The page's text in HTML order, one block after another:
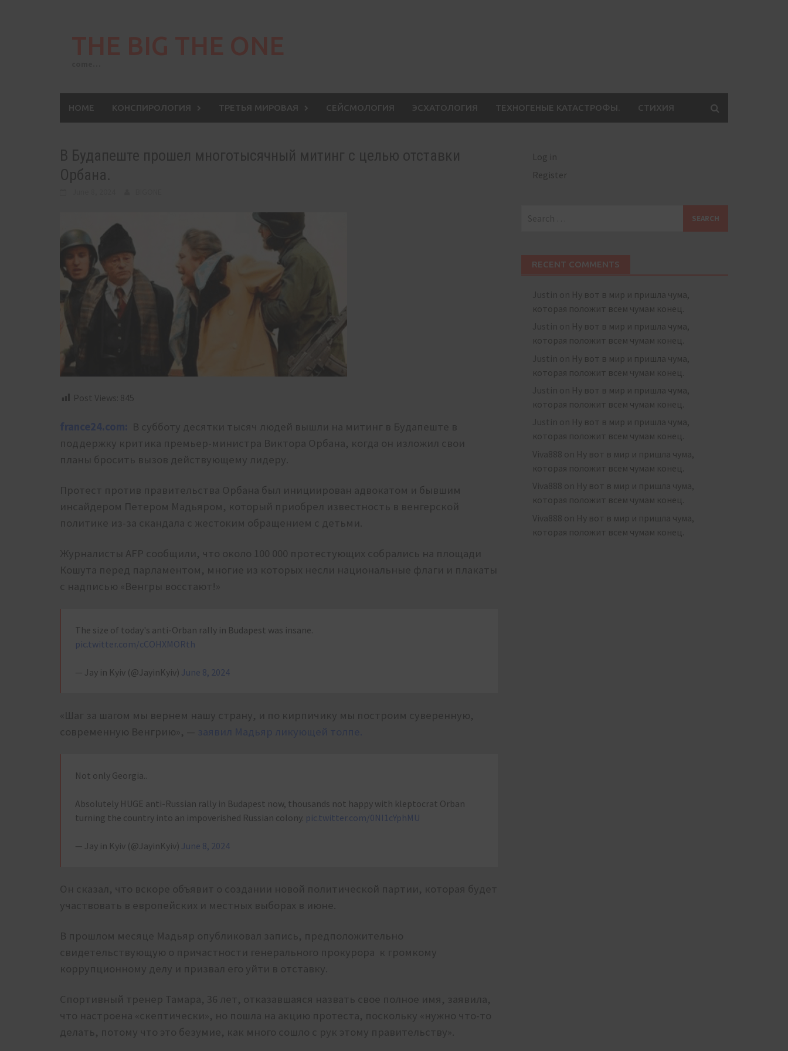
HOME КОНСПИРОЛОГИЯ ТРЕТЬЯ МИРОВАЯ СЕЙСМОЛОГИЯ ЭСХАТОЛОГИЯ ТЕХНОГЕНЫЕ КАТАСТРОФЫ. СТИХИЯ
В Будапеште прошел многотысячный митинг с целью отставки
Орбана.
Post Views: 845
france24.com: В субботу десятки тысяч людей вышли на митинг в Будапеште в
поддержку критика премьер-министра Виктора Орбана, когда он изложил свои
планы бросить вызов действующему лидеру.
Протест против правительства Орбана был инициирован адвокатом и бывшим
инсайдером Петером Мадьяром, который приобрел известность в венгерской
политике из-за скандала с жестоким обращением с детьми.
Журналисты AFP сообщили, что около 100 000 протестующих собрались на площади
Кошута перед парламентом, многие из которых несли национальные флаги и плакаты
с надписью «Венгры восстают!»
The size of today's anti-Orban rally in Budapest was insane.
pic.twitter.com/cCOHXMORth
— Jay in Kyiv (@JayinKyiv) June 8, 2024
«Шаг за шагом мы вернем нашу страну, и по кирпичику мы построим суверенную,
современную Венгрию», — заявил Мадьяр ликующей толпе.
Not only Georgia..
Absolutely HUGE anti-Russian rally in Budapest now, thousands not happy with kleptocrat Orban
turning the country into an impoverished Russian colony. pic.twitter.com/0NI1cYphMU
— Jay in Kyiv (@JayinKyiv) June 8, 2024
Он сказал, что вскоре объявит о создании новой политической партии, которая будет
участвовать в европейских и местных выборах в июне.
В прошлом месяце Мадьяр опубликовал запись, предположительно
свидетельствующую о причастности генерального прокурора к громкому
коррупционному делу и призвал его уйти в отставку.
Спортивный тренер Тамара, 36 лет, отказавшаяся назвать свое полное имя, заявила,
что настроена «скептически», но пошла на акцию протеста, поскольку «нужно что-то
делать, потому что это безумие, как много сошло с рук этому правительству».
Log in
Register
RECENT COMMENTS
Justin on Ну вот в мир и пришла чума,
которая положит всем чумам конец.
Justin on Ну вот в мир и пришла чума,
которая положит всем чумам конец.
Justin on Ну вот в мир и пришла чума,
которая положит всем чумам конец.
Justin on Ну вот в мир и пришла чума,
которая положит всем чумам конец.
Justin on Ну вот в мир и пришла чума,
которая положит всем чумам конец.
Viva888 on Ну вот в мир и пришла чума,
которая положит всем чумам конец.
Viva888 on Ну вот в мир и пришла чума,
которая положит всем чумам конец.
Viva888 on Ну вот в мир и пришла чума,
которая положит всем чумам конец.